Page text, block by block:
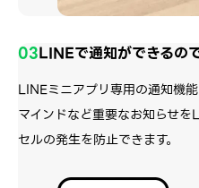
03LINEで通知ができるの
LINEミニアプリ専用の通知機
マインドなど重要なお知らせ
セルの発生を防止できます。